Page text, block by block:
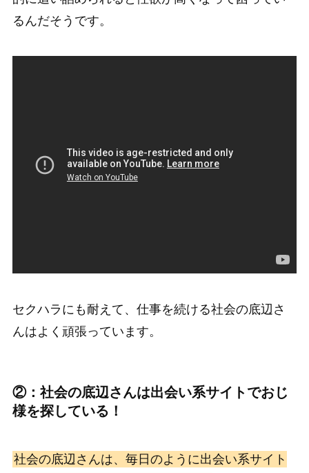
るんだそうです。
セクハラにも耐えて、仕事を続ける社会の底辺さ
んはよく頑張っています。
②：社会の底辺さんは出会い系サイトでおじ
様を探している！
社会の底辺さんは、毎日のように出会い系サイト